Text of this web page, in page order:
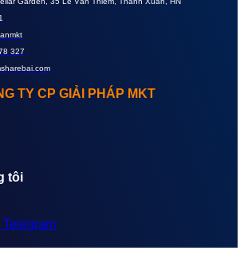
327
TY CP GIẢI PHÁP MKT
tôi
Telegram